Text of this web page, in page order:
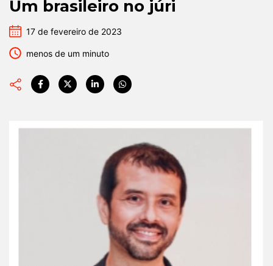
Um brasileiro no júri
17 de fevereiro de 2023
menos de um minuto